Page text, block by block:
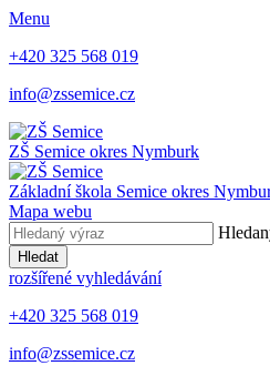
Menu
+420 325 568 019
info@zssemice.cz
ZŠ Semice okres Nymburk
Základní škola Semice okres
Mapa webu
Hledat
rozšířené vyhledávání
+420 325 568 019
info@zssemice.cz